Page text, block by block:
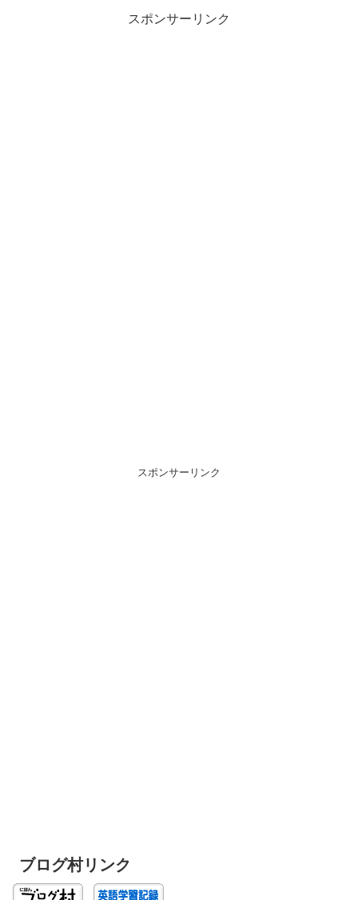
スポンサーリンク
スポンサーリンク
ブログ村リンク